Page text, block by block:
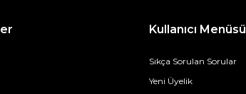
Kullanıcı Menüsü
Sıkça Sorulan Sorular
Yeni Üyelik